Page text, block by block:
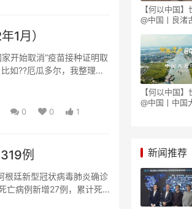
1月）
开始取消“疫苗接种证明取
如??厄瓜多尔，我整理的
0 0 1
例
根廷新型冠状病毒肺炎确诊
亡病例新增27例，累计死
【何以中国
@中国丨良渚
【何以中国
@中国丨中国
新闻推荐